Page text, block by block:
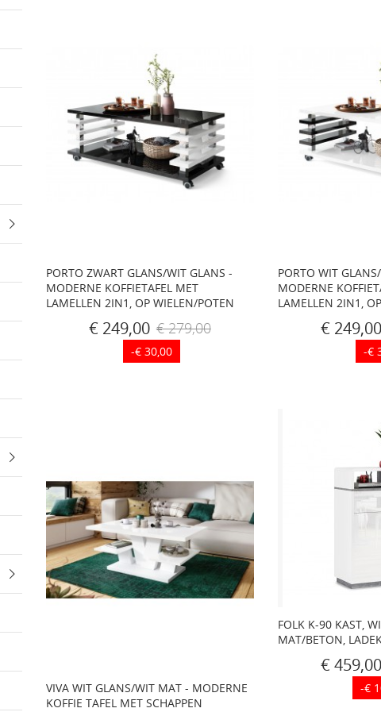
PORTO ZWART GLANS/WIT GLANS -
MODERNE KOFFIETAFEL MET
LAMELLEN 2IN1, OP WIELEN/POTEN
€ 249,00 € 279,00
-€ 30,00
PORTO WIT
MODERNE
LAMELLEN 2IN1,
€ 249,00
-€
VIVA WIT GLANS/WIT MAT - MODERNE
KOFFIE TAFEL MET SCHAPPEN
FOLK K-90 KAST,
MAT/BETON,
€ 459,00
-€